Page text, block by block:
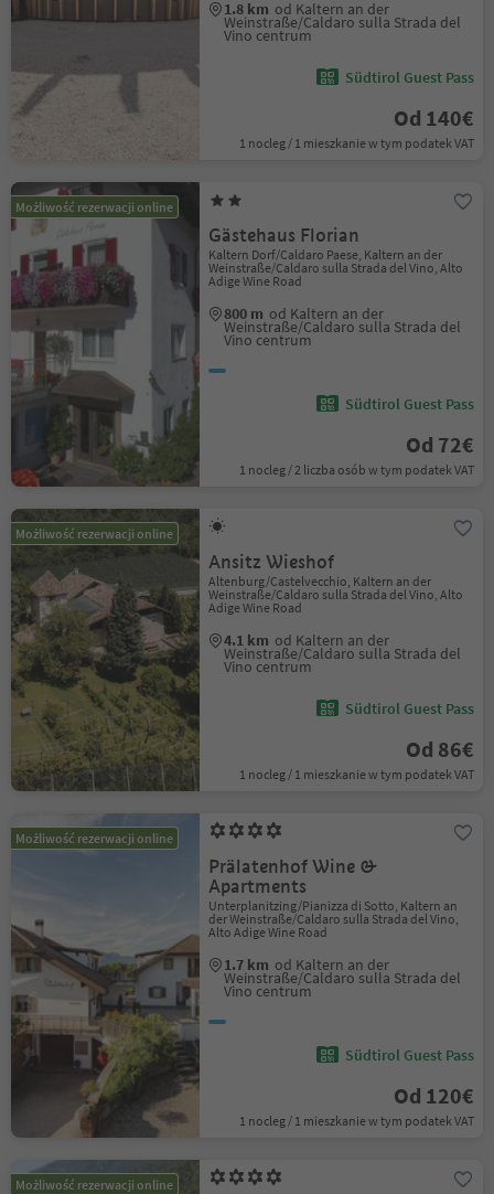
1.8 km od Kaltern an der
Weinstraße/Caldaro sulla Strada del
Vino centrum
Südtirol Guest Pass
Od 140€
1 nocleg / 1 mieszkanie w tym podatek VAT
Możliwość rezerwacji online
Gästehaus Florian
Kaltern Dorf/Caldaro Paese, Kaltern an der
Weinstraße/Caldaro sulla Strada del Vino, Alto
Adige Wine Road
800 m od Kaltern an der
Weinstraße/Caldaro sulla Strada del
Vino centrum
Südtirol Guest Pass
Od 72€
1 nocleg / 2 liczba osób w tym podatek VAT
Możliwość rezerwacji online
Ansitz Wieshof
Altenburg/Castelvecchio, Kaltern an der
Weinstraße/Caldaro sulla Strada del Vino, Alto
Adige Wine Road
4.1 km od Kaltern an der
Weinstraße/Caldaro sulla Strada del
Vino centrum
Südtirol Guest Pass
Od 86€
1 nocleg / 1 mieszkanie w tym podatek VAT
Możliwość rezerwacji online
Prälatenhof Wine &
Apartments
Unterplanitzing/Pianizza di Sotto, Kaltern an
der Weinstraße/Caldaro sulla Strada del Vino,
Alto Adige Wine Road
1.7 km od Kaltern an der
Weinstraße/Caldaro sulla Strada del
Vino centrum
Südtirol Guest Pass
Od 120€
1 nocleg / 1 mieszkanie w tym podatek VAT
Możliwość rezerwacji online